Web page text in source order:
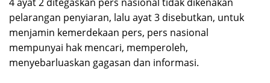
pelarangan penyiaran, lalu ayat 3 disebutkan, untuk
menjamin kemerdekaan pers, pers nasional
mempunyai hak mencari, memperoleh,
menyebarluaskan gagasan dan informasi.